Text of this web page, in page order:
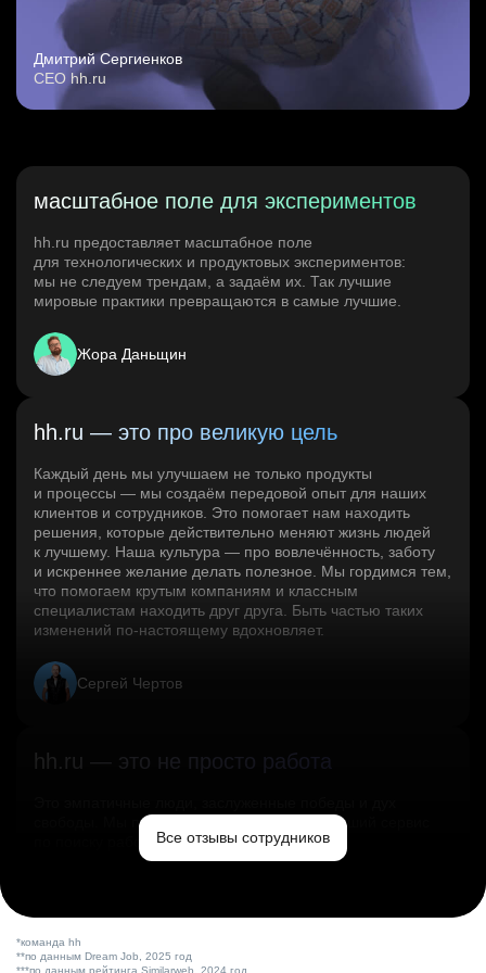
Дмитрий Сергиенков
CEO hh.ru
масштабное поле для экспериментов
hh.ru предоставляет масштабное поле
для технологических и продуктовых экспериментов:
мы не следуем трендам, а задаём их. Так лучшие
мировые практики превращаются в самые лучшие.
Жора Даньщин
hh.ru — это про великую цель
Каждый день мы улучшаем не только продукты
и процессы — мы создаём передовой опыт для наших
клиентов и сотрудников. Это помогает нам находить
решения, которые действительно меняют жизнь людей
к лучшему. Наша культура — про вовлечённость, заботу
и искреннее желание делать полезное. Мы гордимся тем,
что помогаем крутым компаниям и классным
специалистам находить друг друга. Быть частью таких
изменений по‑настоящему вдохновляет.
Сергей Чертов
hh.ru — это не просто работа
свободы. Мы помогаем миру и создаём лучший сервис
по поиску работы в стране.Все отзывы сотрудников
*команда hh
**по данным Dream Job, 2025 год
***по данным рейтинга Similarweb, 2024 год